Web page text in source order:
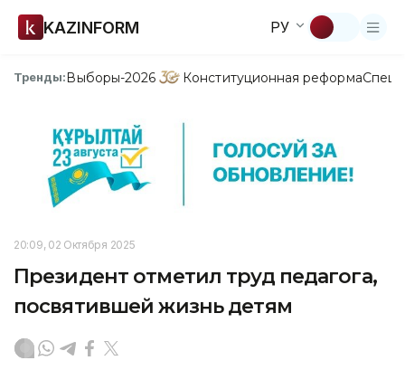
KAZINFORM РУ
Тренды:Выборы-2026 Конституционная реформа
20:09, 02 Октября 2025
Президент отметил труд педагога,
посвятившей жизнь детям